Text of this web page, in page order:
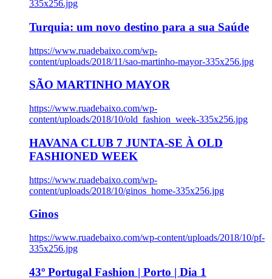
335x256.jpg
Turquia: um novo destino para a sua Saúde
https://www.ruadebaixo.com/wp-
content/uploads/2018/11/sao-martinho-mayor-335x256.jpg
SÃO MARTINHO MAYOR
https://www.ruadebaixo.com/wp-
content/uploads/2018/10/old_fashion_week-335x256.jpg
HAVANA CLUB 7 JUNTA-SE À OLD
FASHIONED WEEK
https://www.ruadebaixo.com/wp-
content/uploads/2018/10/ginos_home-335x256.jpg
Ginos
https://www.ruadebaixo.com/wp-content/uploads/2018/10/pf-
335x256.jpg
43º Portugal Fashion | Porto | Dia 1